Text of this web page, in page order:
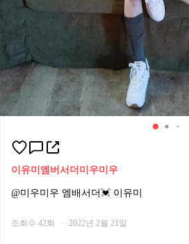
이유미 엠버서더 미우미우
@미우미우 엠배서더💓 이유미
조회수 42회 · 2022년 2월 21일